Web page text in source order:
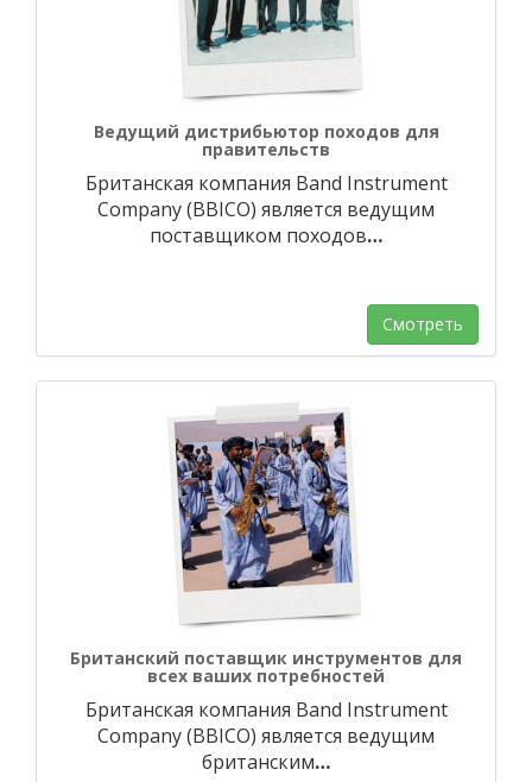
Ведущий дистрибьютор походов для
правительств
Британская компания Band Instrument
Company (BBICO) является ведущим
поставщиком походов…
Смотреть
Британский поставщик инструментов для
всех ваших потребностей
Британская компания Band Instrument
Company (BBICO) является ведущим
британским…